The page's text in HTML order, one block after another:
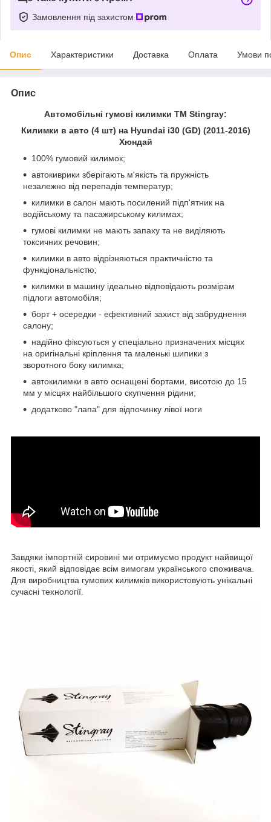
Замовлення під захистом
Опис Характеристики Доставка Оплата Умови
Опис
Автомобільні гумові килимки ТМ Stingray:
Килимки в авто (4 шт) на Hyundai i30 (GD) (2011-2016)
Хюндай
100% гумовий килимок;
автокиврики зберігають м'якість та пружність
незалежно від перепадів температур;
килимки в салон мають посилений підп'ятник на
водійському та пасажирському килимах;
гумові килимки не мають запаху та не виділяють
токсичних речовин;
килимки в авто відрізняються практичністю та
функціональністю;
килимки в машину ідеально відповідають розмірам
підлоги автомобіля;
борт + осередки - ефективний захист від забруднення
салону;
надійно фіксуються у спеціально призначених місцях
на оригінальні кріплення та маленькі шипики з
зворотного боку килимка;
автокилимки в авто оснащені бортами, висотою до 15
мм у місцях найбільшого скупчення рідини;
додатково "лапа" для відпочинку лівої ноги
Завдяки імпортній сировині ми отримуємо продукт найвищої
якості, який відповідає всім вимогам українського споживача.
Для виробництва гумових килимків використовують унікальні
сучасні технології.